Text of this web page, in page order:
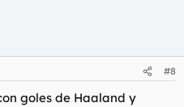
#8
goles de Haaland y